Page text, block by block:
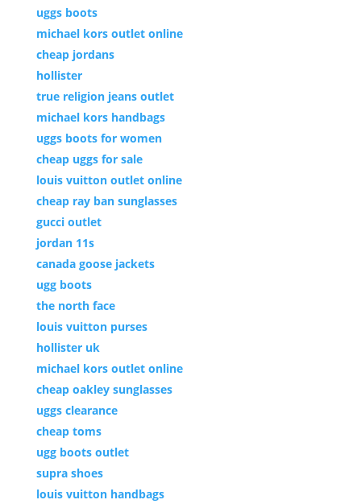
uggs boots
michael kors outlet online
cheap jordans
hollister
true religion jeans outlet
michael kors handbags
uggs boots for women
cheap uggs for sale
louis vuitton outlet online
cheap ray ban sunglasses
gucci outlet
jordan 11s
canada goose jackets
ugg boots
the north face
louis vuitton purses
hollister uk
michael kors outlet online
cheap oakley sunglasses
uggs clearance
cheap toms
ugg boots outlet
supra shoes
louis vuitton handbags